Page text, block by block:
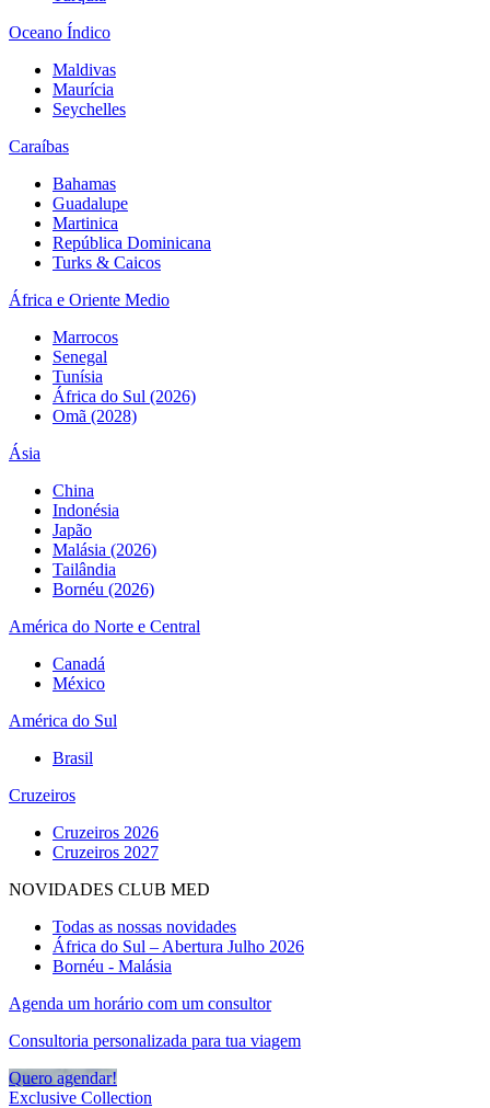
Oceano Índico
Maldivas
Maurícia
Seychelles
Caraíbas
Bahamas
Guadalupe
Martinica
República Dominicana
Turks & Caicos
África e Oriente Medio
Marrocos
Senegal
Tunísia
África do Sul (2026)
Omã (2028)
Ásia
China
Indonésia
Japão
Malásia (2026)
Tailândia
Bornéu (2026)
América do Norte e Central
Canadá
México
América do Sul
Brasil
Cruzeiros
Cruzeiros 2026
Cruzeiros 2027
NOVIDADES CLUB MED
Todas as nossas novidades
África do Sul – Abertura Julho 2026
Bornéu - Malásia
Agenda um horário com um consultor
Consultoria personalizada para tua viagem
Quero agendar!
Exclusive Collection